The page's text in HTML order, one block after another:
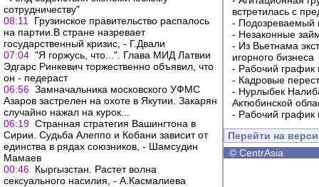
сотрудничеству"
08:11
Грузинское правительство распалось
на партии.В стране назревает
государственный кризис, - Г.Двали
07:04 "Я горжусь, что...". Глава МИД Латвии
Эдгарс Ринкевич торжественно объявил, что
он - педераст
06:56 Замначальника московского УФМС
Азаров застрелен на охоте в Якутии. Закарян
случайно нажал на курок...
06:19 Странная стратегия Вашингтона в
Сирии. Судьба Алеппо и Кобани зависит от
единства в рядах союзников, - Шамсудин
Мамаев
00:46 Кыргызстан. Растет волна
сексуального насилия, - А.Касмалиева
встретилась с
- Подозреваемый
- Незаконные
- Из Вьетнама
игорного бизнеса
- Рабочий график
- Кадровые
- Нурлыбек
Актюбинской
- Рабочий график
Перейти на
© CentrAsia